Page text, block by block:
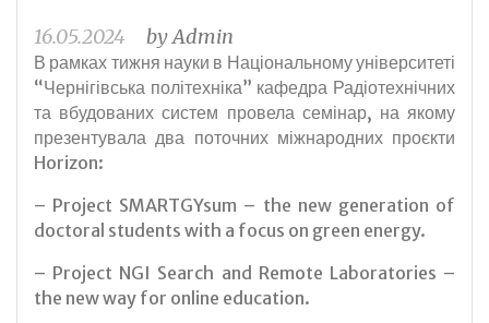
16.05.2024 byAdmin
В рамках тижня науки в Національному університеті
“Чернігівська політехніка” кафедра Радіотехнічних
та вбудованих систем провела семінар, на якому
презентувала два поточних міжнародних проєкти
Horizon:
– Project SMARTGYsum – the new generation of
doctoral students with a focus on green energy.
– Project NGI Search and Remote Laboratories –
the new way for online education.